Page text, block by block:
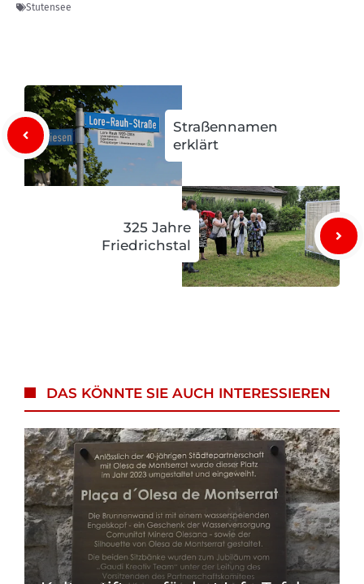
Stutensee
Straßennamen
erklärt
325 Jahre
Friedrichstal
DAS KÖNNTE SIE AUCH INTERESSIEREN